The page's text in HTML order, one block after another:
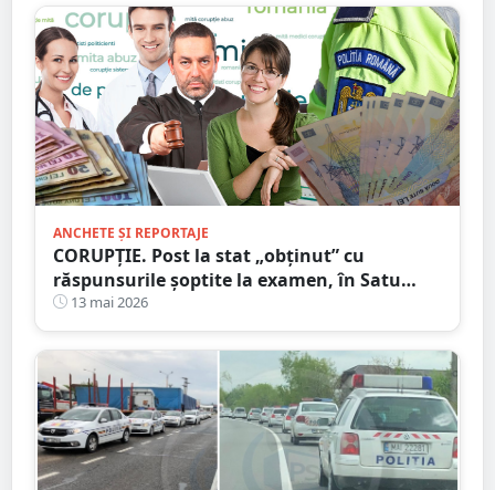
ANCHETE ȘI REPORTAJE
CORUPȚIE. Post la stat „obținut” cu
răspunsurile șoptite la examen, în Satu
Mare. Nici la muncă nu trebuie să mergi
13 mai 2026